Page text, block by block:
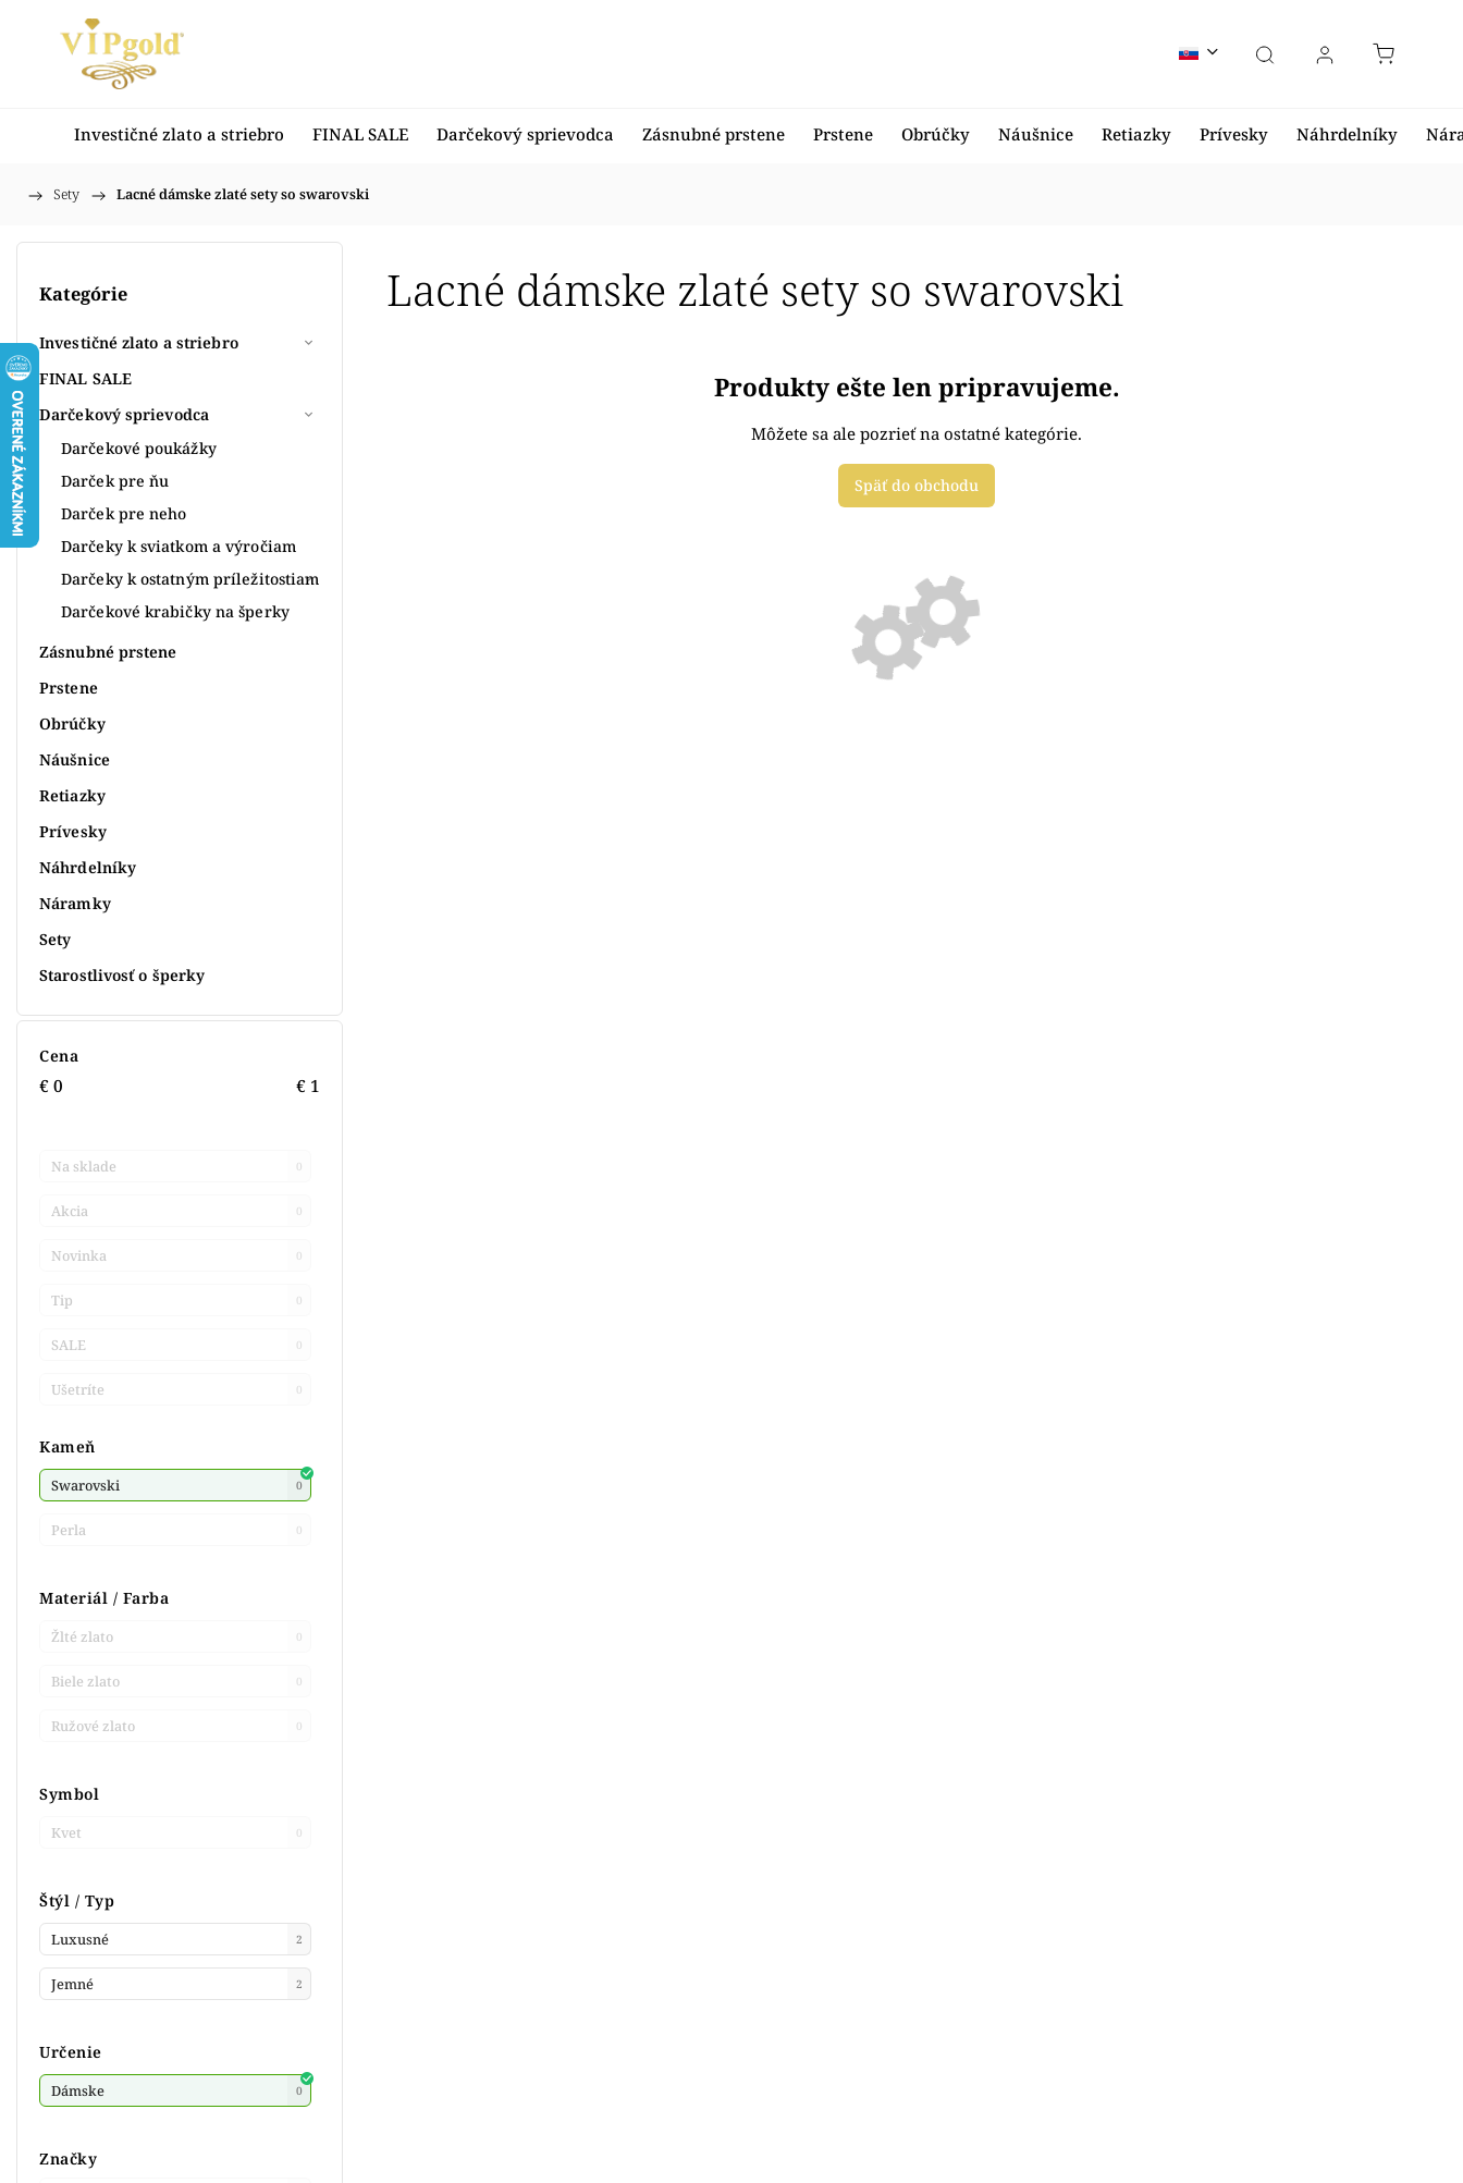
Investičné zlato a striebro FINAL SALE Darčekový sprievodca Zásnubné prstene Prstene Obrúčky Náušnice Retiazky Prívesky Náhrdelníky
Domov
/ Sety / Lacné dámske zlaté sety so swarovski
Kategórie
Investičné zlato a striebro
FINAL SALE
Darčekový sprievodca
Darčekové poukážky
Darček pre ňu
Darček pre neho
Darčeky k sviatkom a výročiam
Darčeky k ostatným príležitostiam
Darčekové krabičky na šperky
Zásnubné prstene
Prstene
Obrúčky
Náušnice
Retiazky
Prívesky
Náhrdelníky
Náramky
Sety
Starostlivosť o šperky
Cena
€0 € 1
Na sklade 0
Akcia 0
Novinka 0
Tip 0
SALE 0
Ušetríte 0
Značky
Kameň
Swarovski 0
Perla 0
Materiál / Farba
Žlté zlato 0
Biele zlato 0
Ružové zlato 0
Symbol
Kvet 0
Štýl / Typ
Luxusné 2
Jemné 2
Určenie
Dámske 0
Lacné dámske zlaté sety so swarovski
Produkty ešte len pripravujeme.
Môžete sa ale pozrieť na ostatné kategórie.
Späť do obchodu